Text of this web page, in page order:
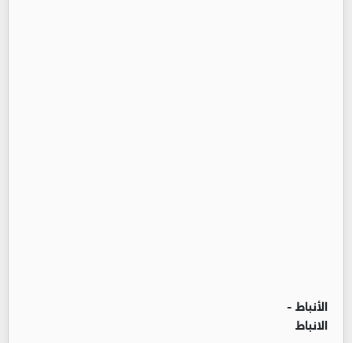
الأنباط -
الانباط